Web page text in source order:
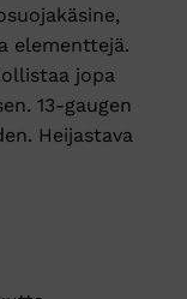
elementtejä.
jopa
13-gaugen
Heijastava